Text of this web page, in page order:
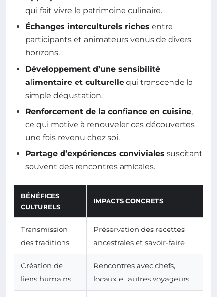
qui fait vivre le patrimoine culinaire.
Échanges interculturels riches entre
participants et animateurs venus de divers
horizons.
Développement d’une sensibilité
alimentaire et culturelle qui transcende la
simple dégustation.
Renforcement de la confiance en cuisine,
ce qui motive à renouveler ces découvertes
une fois revenu chez soi.
Partage d’expériences conviviales suscitant
souvent des rencontres amicales.
BÉNÉFICES
CULTURELS
IMPACTS CONCRETS
Transmission
des traditions
Préservation des recettes
ancestrales et savoir-faire
Création de
liens humains
Rencontres avec chefs,
locaux et autres voyageurs